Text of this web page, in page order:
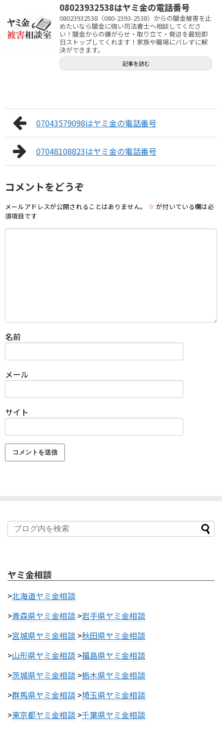
08023932538はヤミ金の電話番号
08023932538（080-2393-2538）からの闇金被害を止
めたいなら闇金に強い司法書士へ相談してくださ
い！闇金からの嫌がらせ・取り立て・脅迫を最短即
日ストップしてくれます！家族や職場にバレずに解
決ができます。
記事を読む
07043579098はヤミ金の電話番号
07048108823はヤミ金の電話番号
コメントをどうぞ
メールアドレスが公開されることはありません。 ※ が付いている欄は必
須項目です
名前
メール
サイト
ヤミ金相談
>北海道ヤミ金相談
>青森県ヤミ金相談 >岩手県ヤミ金相談
>宮城県ヤミ金相談 >秋田県ヤミ金相談
>山形県ヤミ金相談 >福島県ヤミ金相談
>茨城県ヤミ金相談 >栃木県ヤミ金相談
>群馬県ヤミ金相談 >埼玉県ヤミ金相談
>東京都ヤミ金相談 >千葉県ヤミ金相談